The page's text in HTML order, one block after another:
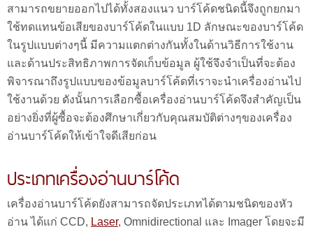
สามารถขยายออกไปได้ทั้งสองแนว บาร์โค้ดชนิดนี้จึงถูกยกมา
ใช้ทดแทนข้อเสียของบาร์โค้ดในแบบ 1D ลักษณะของบาร์โค้ด
ในรูปแบบต่างๆนี้ มีความแตกต่างกันทั้งในด้านวิธีการใช้งาน
และด้านประสิทธิภาพการจัดเก็บข้อมูล ผู้ใช้จึงจำเป็นที่จะต้อง
พิจารณาถึงรูปแบบของข้อมูลบาร์โค้ดที่เราจะนำเครื่องอ่านไป
ใช้งานด้วย ดังนั้นการเลือกซื้อเครื่องอ่านบาร์โค้ดจึงสำคัญเป็น
อย่างยิ่งที่ผู้ซื้อจะต้องศึกษาเกี่ยวกับคุณสมบัติต่างๆของเครื่อง
อ่านบาร์โค้ดให้เข้าใจดีเสียก่อน
ประเภทเครื่องอ่านบาร์โค้ด
เครื่องอ่านบาร์โค้ดยังสามารถจัดประเภทได้ตามชนิดของหัว
อ่าน ได้แก่ CCD, Laser, Omnidirectional และ Imager โดยจะมี